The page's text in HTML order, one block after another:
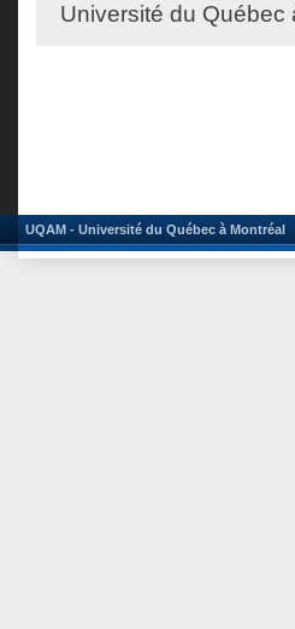
Université du Québec
UQAM - Université du Québec à Montréal